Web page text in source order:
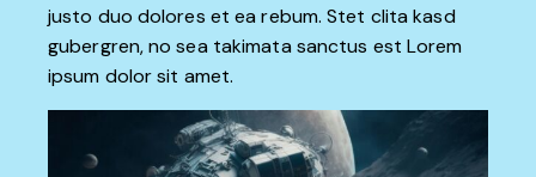
justo duo dolores et ea rebum. Stet clita kasd
gubergren, no sea takimata sanctus est Lorem
ipsum dolor sit amet.